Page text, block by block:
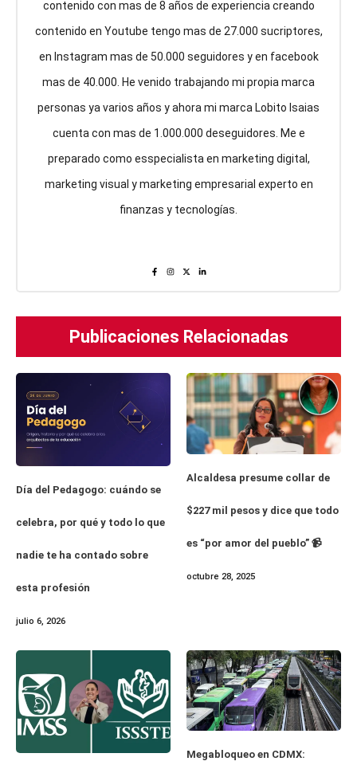
contenido con mas de 8 años de experiencia creando
contenido en Youtube tengo mas de 27.000 sucriptores,
en Instagram mas de 50.000 seguidores y en facebook
mas de 40.000. He venido trabajando mi propia marca
personas ya varios años y ahora mi marca Lobito Isaias
cuenta con mas de 1.000.000 deseguidores. Me e
preparado como esspecialista en marketing digital,
marketing visual y marketing empresarial experto en
finanzas y tecnologías.
Publicaciones Relacionadas
Día del Pedagogo: cuándo se
celebra, por qué y todo lo que
nadie te ha contado sobre
esta profesión
julio 6, 2026
Alcaldesa presume collar de
$227 mil pesos y dice que todo
es “por amor del pueblo” 📹
octubre 28, 2025
Megabloqueo en CDMX: